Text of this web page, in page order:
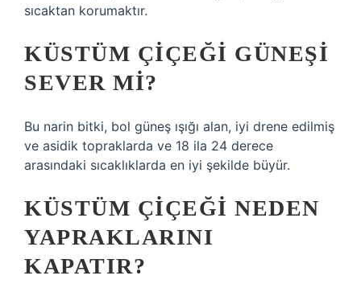
sıcaktan korumaktır.
KÜSTÜM ÇIÇEĞI GÜNEŞI
SEVER MI?
Bu narin bitki, bol güneş ışığı alan, iyi drene edilmiş
ve asidik topraklarda ve 18 ila 24 derece
arasındaki sıcaklıklarda en iyi şekilde büyür.
KÜSTÜM ÇIÇEĞI NEDEN
YAPRAKLARINI
KAPATIR?